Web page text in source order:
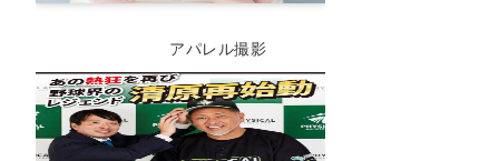
アパレル撮影